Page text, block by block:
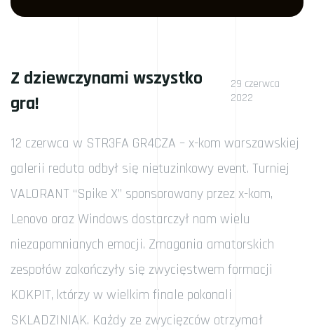
Z dziewczynami wszystko
gra!
29 czerwca
2022
12 czerwca w STR3FA GR4CZA – x-kom warszawskiej
galerii reduta odbył się nietuzinkowy event. Turniej
VALORANT “Spike X” sponsorowany przez x-kom,
Lenovo oraz Windows dostarczył nam wielu
niezapomnianych emocji. Zmagania amatorskich
zespołów zakończyły się zwycięstwem formacji
KOKPIT, którzy w wielkim finale pokonali
SKLADZINIAK. Każdy ze zwycięzców otrzymał